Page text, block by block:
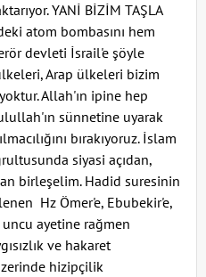
YANİ BİZİM TAŞLA
atom bombasını hem
devleti İsrail'e şöyle
Arap ülkeleri bizim
Allah'ın ipine hep
sünnetine uyarak
bırakıyoruz. İslam
siyasi açıdan,
birleşelim. Hadid suresinin
Hz Ömer'e, Ebubekir'e,
ayetine rağmen
ve hakaret
hizipçilik